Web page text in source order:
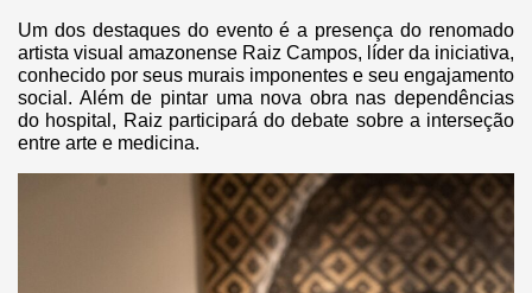
Um dos destaques do evento é a presença do renomado
artista visual amazonense Raiz Campos, líder da iniciativa,
conhecido por seus murais imponentes e seu engajamento
social. Além de pintar uma nova obra nas dependências
do hospital, Raiz participará do debate sobre a interseção
entre arte e medicina.